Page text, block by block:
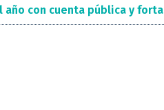
año con cuenta pública y